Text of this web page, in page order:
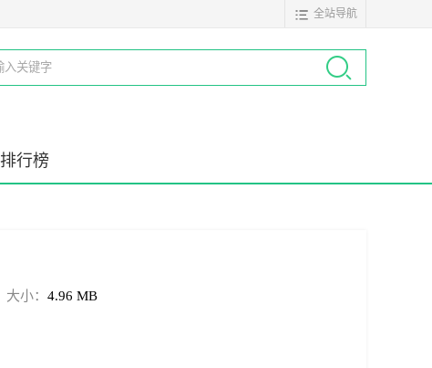
全站导航
排行榜
大小： 4.96 MB